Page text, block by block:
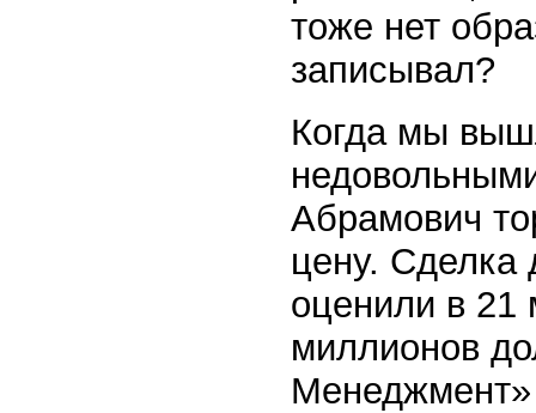
тоже нет
записывал?
Когда мы
Абрамович
цену.
оценили в 21
миллионов
Менеджмент»